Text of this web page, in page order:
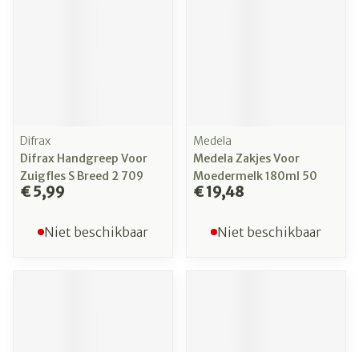
Difrax
Difrax Handgreep Voor
Zuigfles S Breed 2 709
€ 5,99
Niet beschikbaar
Medela
Medela Zakjes Voor
Moedermelk 180ml 50
€ 19,48
Niet beschikbaar